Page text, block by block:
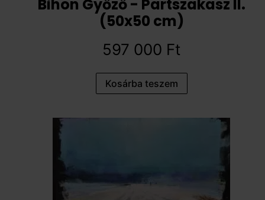
Bihon Győző - Partszakasz II.
(50x50 cm)
597 000 Ft
Kosárba teszem